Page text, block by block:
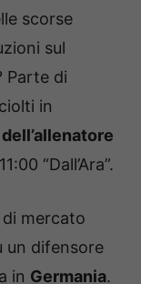
scorse
sul
Parte di
in
“Dall’Ara”.
mercato
un difensore
in Germania.